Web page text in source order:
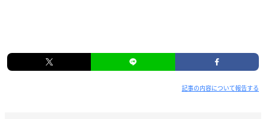
記事の内容について報告する